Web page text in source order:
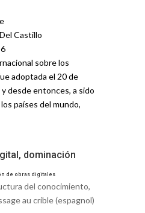
Castillo
sobre los
adoptada el 20 de
desde entonces, a sido
países del mundo,
dominación
de obras digitales
del conocimiento,
au crible (espagnol)